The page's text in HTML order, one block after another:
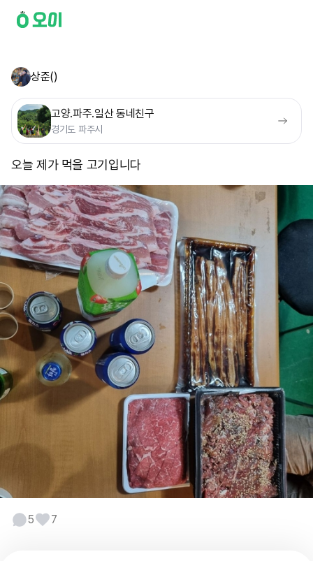
상준()
고양.파주.일산 동네친구
경기도 파주시
오늘 제가 먹을 고기입니다
5 7